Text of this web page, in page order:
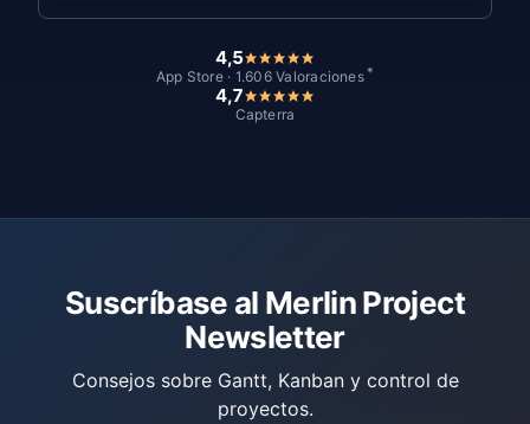
4,5
App Store · 1.606 Valoraciones *
4,7
Capterra
Suscríbase al Merlin Project
Newsletter
Consejos sobre Gantt, Kanban y control de
proyectos.